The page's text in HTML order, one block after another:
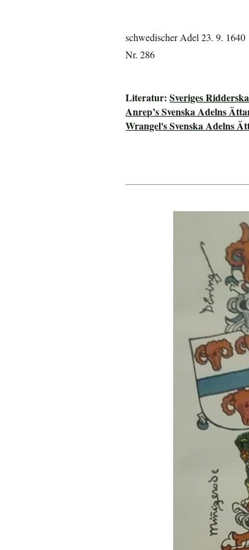
schwedischer Adel 23. 9. 1640
Nr. 286
Literatur:Sveriges
Anrep’s Svenska Adelns
Wrangel's Svenska Adelns